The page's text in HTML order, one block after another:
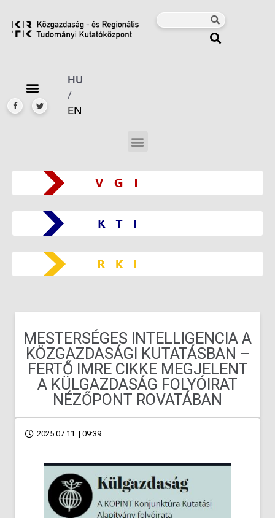
HU
/
EN
MESTERSÉGES INTELLIGENCIA A
KÖZGAZDASÁGI KUTATÁSBAN –
FERTŐ IMRE CIKKE MEGJELENT
A KÜLGAZDASÁG FOLYÓIRAT
NÉZŐPONT ROVATÁBAN
2025.07.11. | 09:39